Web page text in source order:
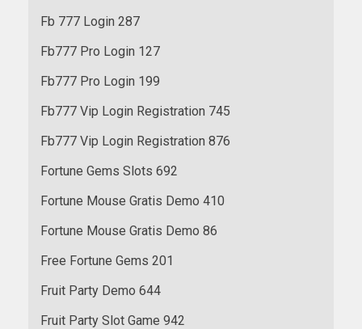
Fb 777 Login 287
Fb777 Pro Login 127
Fb777 Pro Login 199
Fb777 Vip Login Registration 745
Fb777 Vip Login Registration 876
Fortune Gems Slots 692
Fortune Mouse Gratis Demo 410
Fortune Mouse Gratis Demo 86
Free Fortune Gems 201
Fruit Party Demo 644
Fruit Party Slot Game 942